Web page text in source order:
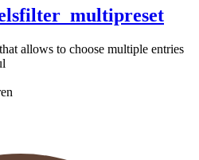
allows to choose multiple entries